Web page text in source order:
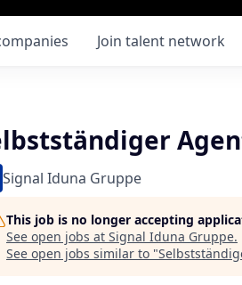
Join talent network
Signal Iduna Gruppe
This job is no longer accepting
See open jobs at Signal Iduna Gruppe.
See open jobs similar to "